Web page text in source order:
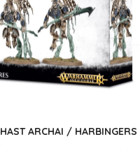
ARCHAI / HARBINGERS